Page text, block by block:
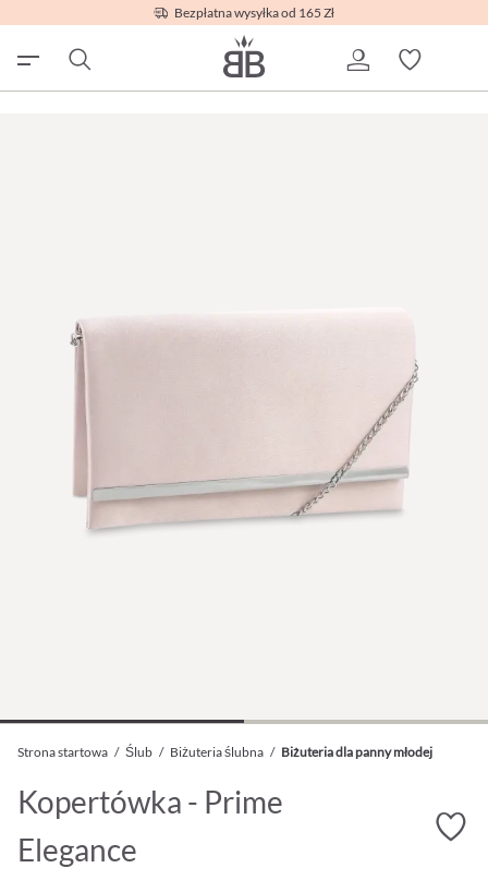
Bezpłatna wysyłka od 165 Zł
Strona startowa / Ślub / Biżuteria ślubna / Biżuteria dla panny młodej
Kopertówka - Prime
Elegance